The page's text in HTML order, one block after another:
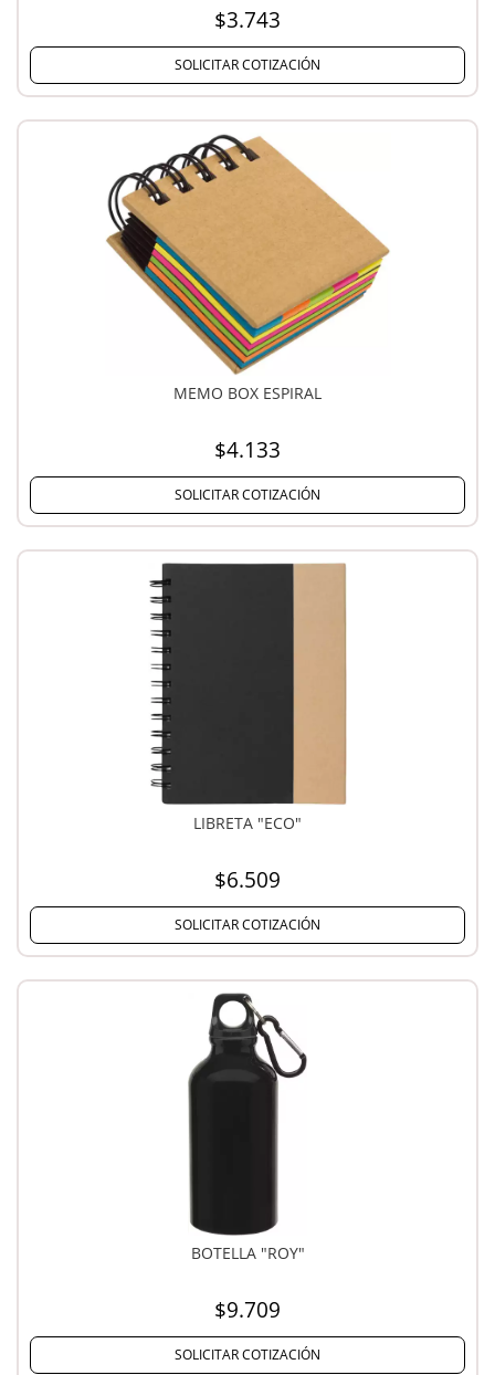
$3.743
SOLICITAR COTIZACIÓN
MEMO BOX ESPIRAL
$4.133
SOLICITAR COTIZACIÓN
LIBRETA "ECO"
$6.509
SOLICITAR COTIZACIÓN
BOTELLA "ROY"
$9.709
SOLICITAR COTIZACIÓN